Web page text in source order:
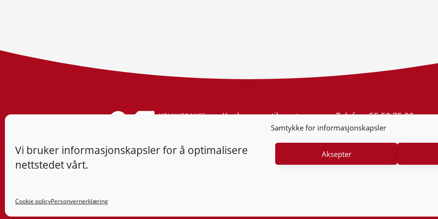
Samtykke for informasjonskapsler
Vi bruker informasjonskapsler for å optimalisere
nettstedet vårt.
Aksepter
Cookie policyPersonvernerklæring
Konkurransetilsynet
Postboks 439 Sentrum
Org.nr: 974 761 246
Telefon:55 59 75 00
E-post:post@kt.no
Nyhetsvarsel >>